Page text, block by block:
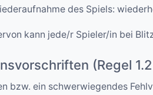
des Spiels:
kann jede/r Spieler/in bei
(Regel
bzw. ein schwerwiegendes